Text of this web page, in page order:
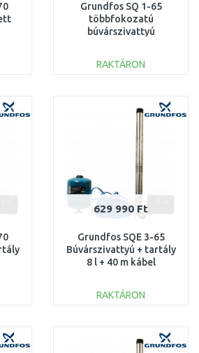
Grundfos SQ 1-65
többfokozatú
búvárszivattyú
RAKTÁRON
Összehasonlítás
629 990 Ft
Grundfos SQE 3-65
Búvárszivattyú + tartály
8 l + 40 m kábel
RAKTÁRON
Összehasonlítás